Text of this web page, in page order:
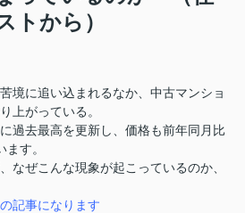
トから）
境に追い込まれるなか、中古マンショ
上がっている。
過去最高を更新し、価格も前年同月比
す。
なぜこんな現象が起こっているのか、
記事になります